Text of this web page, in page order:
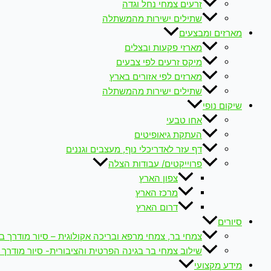
זרעים צמחי נחל וגדה
שתילים ישירות מהמשתלה
מארזים ומבצעים
מארזי פקעות ובצלים
מיקס זרעים לפי צבעים
מארזים לפי אזורים בארץ
שתילים ישירות מהמשתלה
שיקום נופי
אחו טבעי
העתקת גיאופיטים
דף עזר לאדריכלי נוף, מעצבים וגננים
פרוייקטים/ עבודות הצלה
צפון הארץ
מרכז הארץ
דרום הארץ
סיורים
צמחי בר, צמחי מרפא ובריכה אקולוגית – סיור מודרך
שילוב צמחי בר בגינה הפרטית והציבורית- סיור מודרך
מידע מקצועי